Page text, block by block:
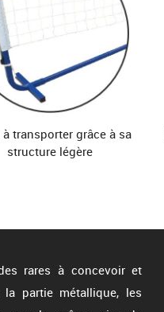
à transporter grâce à sa
structure légère
rares à concevoir et
la partie métallique, les